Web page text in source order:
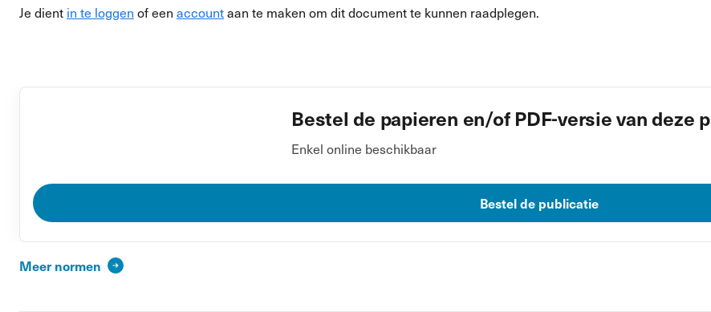
Je dient in te loggen of een accountaan te maken om dit document te kunnen raadplegen.
Bestel de papieren en/of PDF-versie van deze
Enkel online beschikbaar
Bestel de publicatie
Meer normen